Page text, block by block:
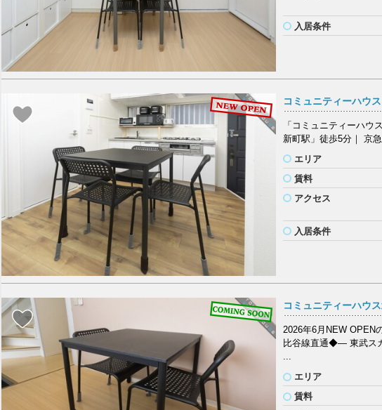
入居条件
コミュニティーハウ
「コミュニティーハ
新町駅」徒歩5分｜ 京
エリア
賃料
アクセス
入居条件
コミュニティーハウ
2026年6月NEW OPEN
比谷線直通◆― 東武ス
...
エリア
賃料